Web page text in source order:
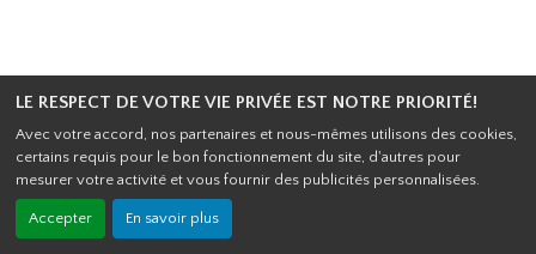
LE RESPECT DE VOTRE VIE PRIVÉE EST NOTRE PRIORITÉ!
Avec votre accord, nos partenaires et nous-mêmes utilisons des cookies,
certains requis pour le bon fonctionnement du site, d'autres pour
mesurer votre activité et vous fournir des publicités personnalisées.
Accepter En savoir plus